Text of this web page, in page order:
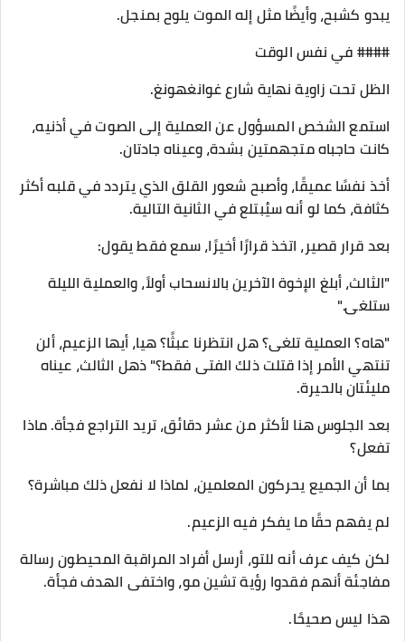
يبدو كشبح، وأيضًا مثل إله الموت يلوح بمنجل.
#### في نفس الوقت
الظل تحت زاوية نهاية شارع غوانغهونغ.
استمع الشخص المسؤول عن العملية إلى الصوت في أذنيه،
كانت حاجباه متجهمتين بشدة، وعيناه جادتان.
أخذ نفسًا عميقًا، وأصبح شعور القلق الذي يتردد في قلبه أكثر
كثافة، كما لو أنه سيُبتلع في الثانية التالية.
بعد قرار قصير، اتخذ قرارًا أخيرًا، سمع فقط يقول:
"الثالث، أبلغ الإخوة الآخرين بالانسحاب أولاً، والعملية الليلة
ستلغى."
"هاه؟ العملية تلغى؟ هل انتظرنا عبثًا؟ هيا، أيها الزعيم، ألن
تنتهي الأمر إذا قتلت ذلك الفتى فقط؟" ذهل الثالث، عيناه
مليئتان بالحيرة.
بعد الجلوس هنا لأكثر من عشر دقائق، تريد التراجع فجأة. ماذا
تفعل؟
بما أن الجميع يحركون المعلمين، لماذا لا نفعل ذلك مباشرة؟
لم يفهم حقًا ما يفكر فيه الزعيم.
لكن كيف عرف أنه للتو، أرسل أفراد المراقبة المحيطون رسالة
مفاجئة أنهم فقدوا رؤية تشين مو، واختفى الهدف فجأة.
هذا ليس صحيحًا.